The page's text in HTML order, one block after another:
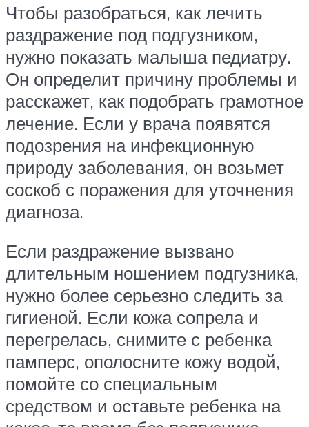
Чтобы разобраться, как лечить
раздражение под подгузником,
нужно показать малыша педиатру.
Он определит причину проблемы и
расскажет, как подобрать грамотное
лечение. Если у врача появятся
подозрения на инфекционную
природу заболевания, он возьмет
соскоб с поражения для уточнения
диагноза.
Если раздражение вызвано
длительным ношением подгузника,
нужно более серьезно следить за
гигиеной. Если кожа сопрела и
перегрелась, снимите с ребенка
памперс, ополосните кожу водой,
помойте со специальным
средством и оставьте ребенка на